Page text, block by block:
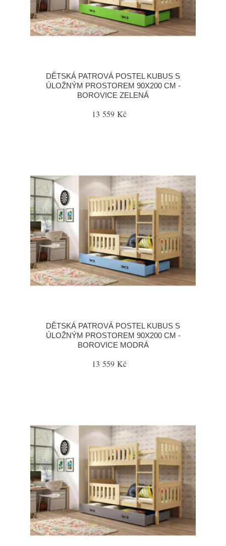
DĚTSKÁ PATROVÁ POSTEL KUBUS S
ÚLOŽNÝM PROSTOREM 90X200 CM -
BOROVICE ZELENÁ
13 559 Kč
DĚTSKÁ PATROVÁ POSTEL KUBUS S
ÚLOŽNÝM PROSTOREM 90X200 CM -
BOROVICE MODRÁ
13 559 Kč